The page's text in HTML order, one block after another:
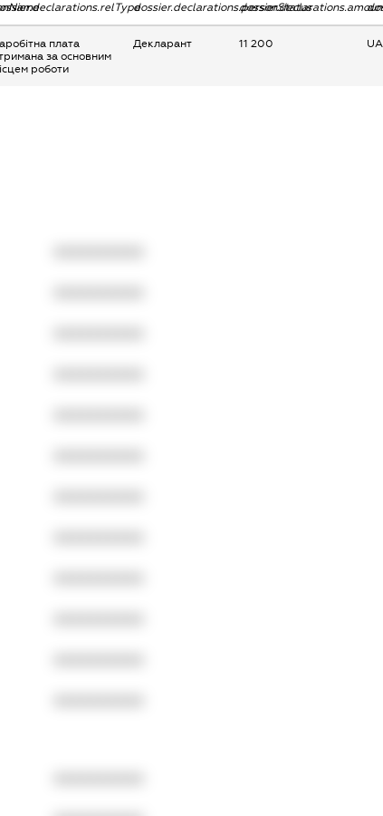
dossier.declarations.personStatus
плата
за основним
роботи
Декларант 11 200